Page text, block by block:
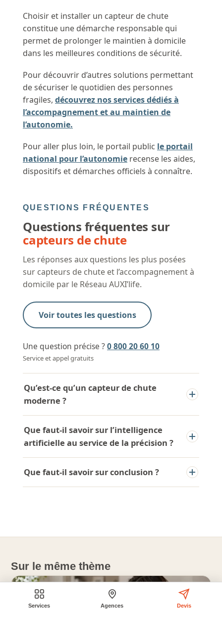
Services Agences Devis
Choisir et installer un capteur de chute
constitue une démarche responsable qui
permet de prolonger le maintien à domicile
dans les meilleures conditions de sécurité.
Pour découvrir d’autres solutions permettant
de sécuriser le quotidien des personnes
fragiles, découvrez nos services dédiés à
l’accompagnement et au maintien de
l’autonomie.
Pour aller plus loin, le portail public le portail
national pour l’autonomie recense les aides,
dispositifs et démarches officiels à connaître.
QUESTIONS FRÉQUENTES
Questions fréquentes sur
capteurs de chute
Les réponses aux questions les plus posées
sur capteurs de chute et l’accompagnement à
domicile par le Réseau AUXI’life.
Voir toutes les questions
Une question précise ?0 800 20 60 10
Service et appel gratuits
Qu’est-ce qu’un capteur de chute
moderne ?
Que faut-il savoir sur l’intelligence
artificielle au service de la précision ?
Que faut-il savoir sur conclusion ?
Sur le même thème